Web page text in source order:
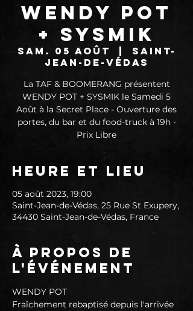
WENDY POT
+ SYSMIK
sam. 05 août
  |
Saint-
Jean-de-Védas
La TAF & BOOMERANG présentent
WENDY POT + SYSMIK le Samedi 5
Août à la Secret Place - Ouverture des
portes, du bar et du food-truck à 19h -
Prix Libre
Heure et lieu
05 août 2023, 19:00
Saint-Jean-de-Védas, 25 Rue St Exupery,
34430 Saint-Jean-de-Védas, France
À propos de
l'événement
WENDY POT
Fraîchement rebaptisé depuis l'arrivée